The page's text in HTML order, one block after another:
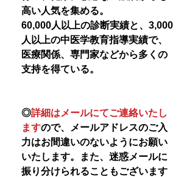
高い人気を集める。
60,000人以上の診断実績と、3,000
人以上の中医学教育指導実績で、
医療関係、専門家などから多くの
支持を得ている。
◎詳細はメールにてご連絡いたし
ますので、メールアドレスのご入
力はお間違いのないようにお願い
いたします。また、迷惑メールに
振り分けられることもございます